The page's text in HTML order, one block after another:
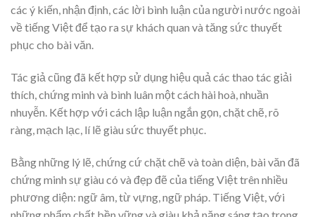
các ý kiến, nhận định, các lời bình luận của người nước ngoài
về tiếng Việt để tạo ra sự khách quan và tăng sức thuyết
phục cho bài văn.
Tác giả cũng đã kết hợp sử dụng hiệu quả các thao tác giải
thích, chứng minh và bình luân một cách hài hoà, nhuần
nhuyễn. Kết hợp với cách lập luận ngắn gọn, chặt chẽ, rõ
ràng, mạch lạc, lí lẽ giàu sức thuyết phục.
Bằng những lý lẽ, chứng cứ chặt chẽ và toàn diện, bài văn đã
chứng minh sự giàu có và đẹp đẽ của tiếng Việt trên nhiều
phương diện: ngữ âm, từ vựng, ngữ pháp. Tiếng Việt, với